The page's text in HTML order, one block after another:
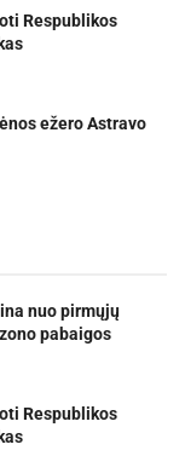
Respublikos
ežero Astravo
nuo pirmųjų
pabaigos
Respublikos